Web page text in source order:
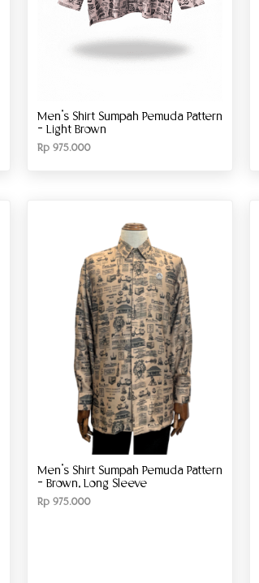
Men’s Shirt Sumpah Pemuda Pattern
– Light Brown
Rp 975.000
Men’s Shirt Sumpah Pemuda Pattern
– Brown, Long Sleeve
Rp 975.000